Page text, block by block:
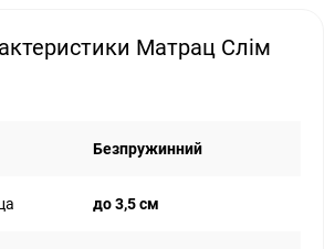
односпальних та двоспальних
можна виготовити нестандартний
інноваційні
та захист від пилових кліщів.
Чохол приємний на дотик, міцний,
Матрац Слім
Безпружинний
до 3,5 см